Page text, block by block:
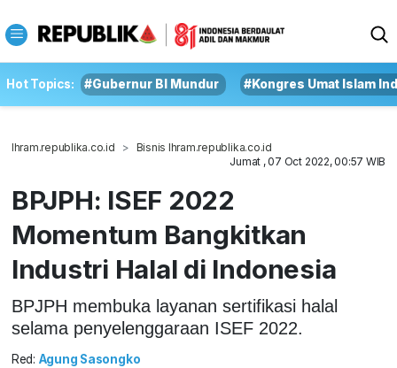
Hot Topics: #Gubernur BI Mundur #Kongres Umat Islam
Ihram.republika.co.id
Bisnis Ihram.republika.co.id
Jumat , 07 Oct 2022, 00:57 WIB
BPJPH: ISEF 2022
Momentum Bangkitkan
Industri Halal di Indonesia
BPJPH membuka layanan sertifikasi halal
selama penyelenggaraan ISEF 2022.
Red: Agung Sasongko